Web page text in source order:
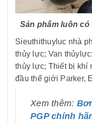
Sản phẩm luôn
Sieuthithuyluc nhà
thủy lực; Van
thủy lực; Thiết bị
đầu thế giới Parker,
Xem thêm:
PGP chính